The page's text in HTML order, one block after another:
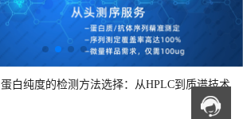
蛋白纯度的检测方法选择：从HPLC到质谱技术